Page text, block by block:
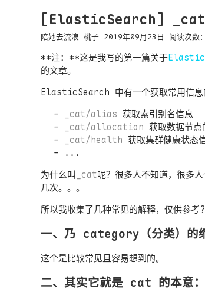
[ElasticSearch] _cat
陪她去流浪 桃子 2019年09月23日 阅读次数：
**注：**这是我写的第一篇关于
的文章。
ElasticSearch 中有一个获取常用信息
_cat/alias 获取索引别名信息
_cat/allocation 获取数据节点
_cat/health 获取集群健康状态
...
为什么叫 _cat呢？很多人不知道，很多
几次。。。
所以我收集了几种常见的解释，仅供参考?
一、乃 category（分类）的
这个是比较常见且容易想到的。
二、其实它就是 cat 的本意